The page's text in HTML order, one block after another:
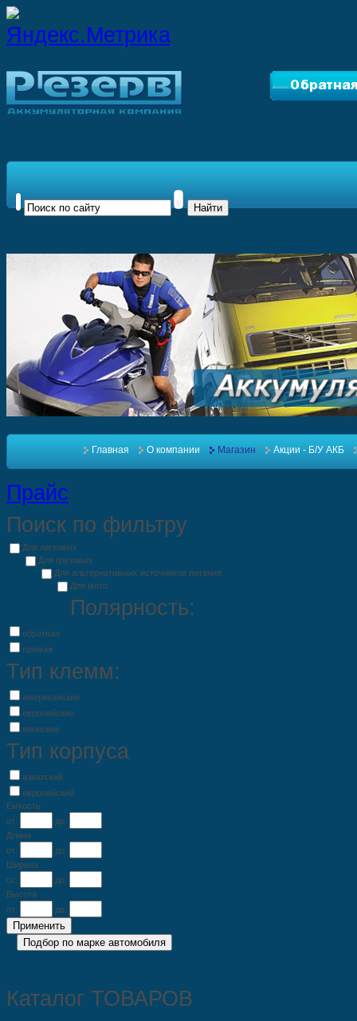
Главная О компании Магазин Акции - Б/У АКБ
Прайс
Поиск по фильтру
Для легковых
Для грузовых
Для альтернативных источников питания
Для мото
Полярность:
обратная
прямая
Тип клемм:
американские
европейские
японские
Тип корпуса
азиатский
европейский
Емкость
от:
до:
Длина
от:
до:
Ширина
от:
до:
Высота
от:
до:
Каталог ТОВАРОВ